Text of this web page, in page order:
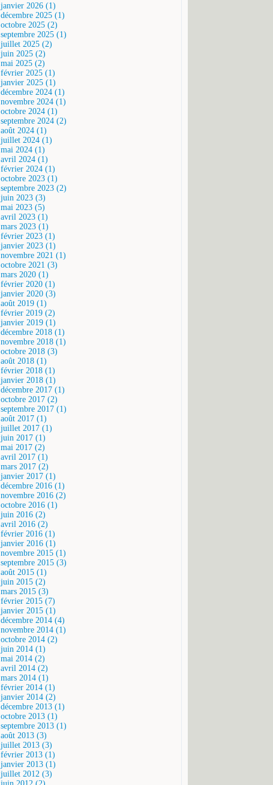
janvier 2026 (1)
décembre 2025 (1)
octobre 2025 (2)
septembre 2025 (1)
juillet 2025 (2)
juin 2025 (2)
mai 2025 (2)
février 2025 (1)
janvier 2025 (1)
décembre 2024 (1)
novembre 2024 (1)
octobre 2024 (1)
septembre 2024 (2)
août 2024 (1)
juillet 2024 (1)
mai 2024 (1)
avril 2024 (1)
février 2024 (1)
octobre 2023 (1)
septembre 2023 (2)
juin 2023 (3)
mai 2023 (5)
avril 2023 (1)
mars 2023 (1)
février 2023 (1)
janvier 2023 (1)
novembre 2021 (1)
octobre 2021 (3)
mars 2020 (1)
février 2020 (1)
janvier 2020 (3)
août 2019 (1)
février 2019 (2)
janvier 2019 (1)
décembre 2018 (1)
novembre 2018 (1)
octobre 2018 (3)
août 2018 (1)
février 2018 (1)
janvier 2018 (1)
décembre 2017 (1)
octobre 2017 (2)
septembre 2017 (1)
août 2017 (1)
juillet 2017 (1)
juin 2017 (1)
mai 2017 (2)
avril 2017 (1)
mars 2017 (2)
janvier 2017 (1)
décembre 2016 (1)
novembre 2016 (2)
octobre 2016 (1)
juin 2016 (2)
avril 2016 (2)
février 2016 (1)
janvier 2016 (1)
novembre 2015 (1)
septembre 2015 (3)
août 2015 (1)
juin 2015 (2)
mars 2015 (3)
février 2015 (7)
janvier 2015 (1)
décembre 2014 (4)
novembre 2014 (1)
octobre 2014 (2)
juin 2014 (1)
mai 2014 (2)
avril 2014 (2)
mars 2014 (1)
février 2014 (1)
janvier 2014 (2)
décembre 2013 (1)
octobre 2013 (1)
septembre 2013 (1)
août 2013 (3)
juillet 2013 (3)
février 2013 (1)
janvier 2013 (1)
juillet 2012 (3)